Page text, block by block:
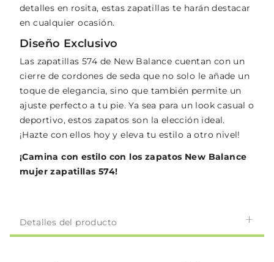
detalles en rosita, estas zapatillas te harán destacar
en cualquier ocasión.
Diseño Exclusivo
Las zapatillas 574 de New Balance cuentan con un
cierre de cordones de seda que no solo le añade un
toque de elegancia, sino que también permite un
ajuste perfecto a tu pie. Ya sea para un look casual o
deportivo, estos zapatos son la elección ideal.
¡Hazte con ellos hoy y eleva tu estilo a otro nivel!
¡Camina con estilo con los zapatos New Balance
mujer zapatillas 574!
Detalles del producto